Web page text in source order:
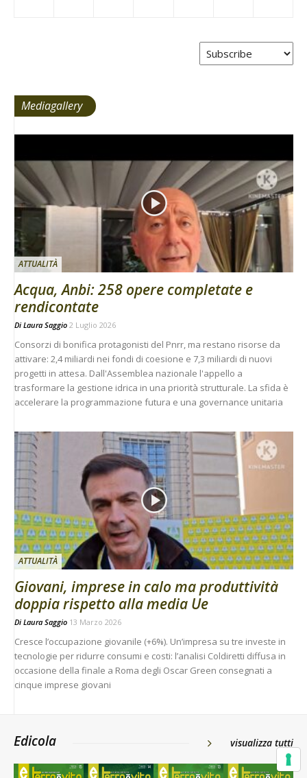
Mediagallery
ATTUALITÀ
Acqua, Anbi: 258 opere completate e
rendicontate
Di Laura Saggio 2 Luglio 2026
Consorzi di bonifica protagonisti del Pnrr, ma restano risorse da
attivare: 2,4 miliardi nei fondi di coesione e 7,3 miliardi di nuovi
progetti in attesa. Dall'Assemblea nazionale l'appello a
trasformare la gestione idrica in una priorità strutturale. La sfida è
accelerare la programmazione futura e una governance unitaria
ATTUALITÀ
Giovani, imprese in calo ma produttività
doppia rispetto alla media Ue
Di Laura Saggio 13 Marzo 2026
Cresce l’occupazione giovanile (+6%). Un’impresa su tre investe in
tecnologie per ridurre consumi e costi: l’analisi Coldiretti diffusa in
occasione della finale a Roma degli Oscar Green consegnati a
cinque imprese giovani
Edicola visualizza tutti